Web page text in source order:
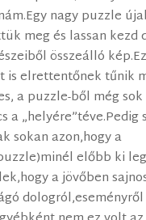
nagy puzzle
meg és lassan kezd
összeálló
is elrettentőnek tűnik
a puzzle-ből még
a „helyére”téve.Pedig
sokan azon,hogy a
előbb ki
a jövőben